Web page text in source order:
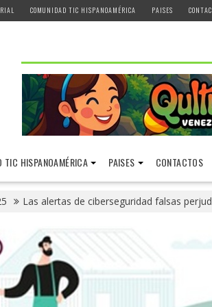
COMUNIDAD TIC HISPANOAMÉRICA PAISES
TIC HISPANOAMÉRICA PAISES CONTACTOS
Las alertas de ciberseguridad falsas